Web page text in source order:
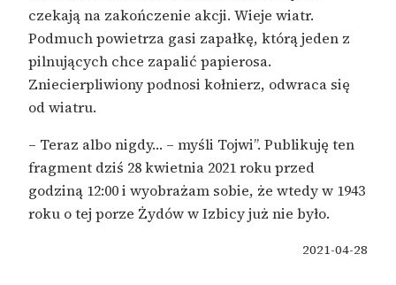
czekają na zakończenie akcji. Wieje wiatr.
Podmuch powietrza gasi zapałkę, którą jeden z
pilnujących chce zapalić papierosa.
Zniecierpliwiony podnosi kołnierz, odwraca się
od wiatru.
– Teraz albo nigdy… – myśli Tojwi”. Publikuję ten
fragment dziś 28 kwietnia 2021 roku przed
godziną 12:00 i wyobrażam sobie, że wtedy w 1943
roku o tej porze Żydów w Izbicy już nie było.
2021-04-28